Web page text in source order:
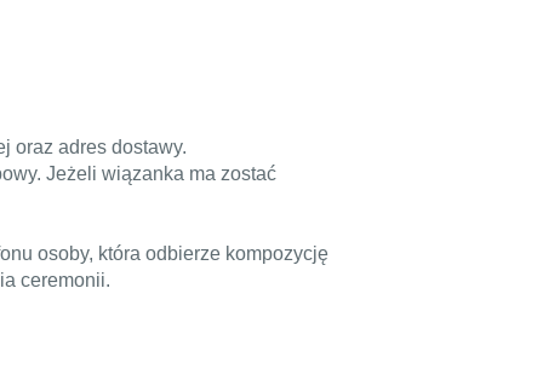
oraz adres dostawy.
Jeżeli wiązanka ma zostać
osoby, która odbierze kompozycję
ceremonii.